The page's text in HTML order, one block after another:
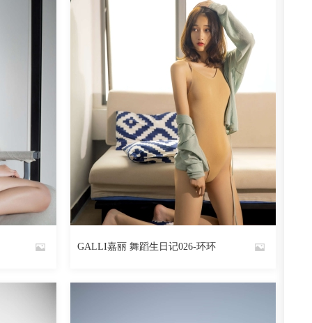
读 0 回复 1327 阅读 0 回复
魅丝社
GALLI嘉丽 舞蹈生日记026-环环